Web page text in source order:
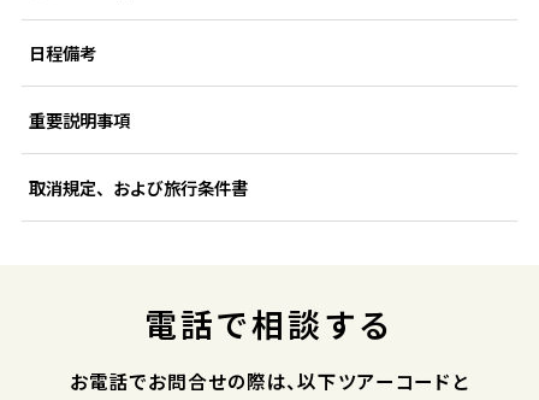
日程備考
重要説明事項
取消規定、および旅行条件書
電話で相談する
お電話でお問合せの際は、以下ツアーコードと